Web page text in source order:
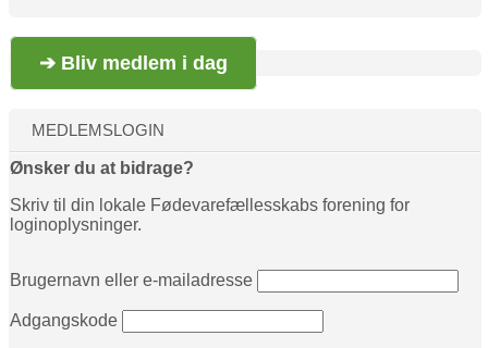
➔ Bliv medlem i dag
MEDLEMSLOGIN
Ønsker du at bidrage?
Skriv til din lokale Fødevarefællesskabs forening for
loginoplysninger.
Brugernavn eller e-mailadresse
Adgangskode